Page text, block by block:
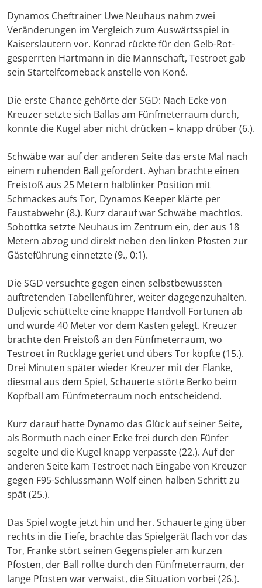
Dynamos Cheftrainer Uwe Neuhaus nahm zwei
Veränderungen im Vergleich zum Auswärtsspiel in
Kaiserslautern vor. Konrad rückte für den Gelb-Rot-
gesperrten Hartmann in die Mannschaft, Testroet gab
sein Startelfcomeback anstelle von Koné.
Die erste Chance gehörte der SGD: Nach Ecke von
Kreuzer setzte sich Ballas am Fünfmeterraum durch,
konnte die Kugel aber nicht drücken – knapp drüber (6.).
Schwäbe war auf der anderen Seite das erste Mal nach
einem ruhenden Ball gefordert. Ayhan brachte einen
Freistoß aus 25 Metern halblinker Position mit
Schmackes aufs Tor, Dynamos Keeper klärte per
Faustabwehr (8.). Kurz darauf war Schwäbe machtlos.
Sobottka setzte Neuhaus im Zentrum ein, der aus 18
Metern abzog und direkt neben den linken Pfosten zur
Gästeführung einnetzte (9., 0:1).
Die SGD versuchte gegen einen selbstbewussten
auftretenden Tabellenführer, weiter dagegenzuhalten.
Duljevic schüttelte eine knappe Handvoll Fortunen ab
und wurde 40 Meter vor dem Kasten gelegt. Kreuzer
brachte den Freistoß an den Fünfmeterraum, wo
Testroet in Rücklage geriet und übers Tor köpfte (15.).
Drei Minuten später wieder Kreuzer mit der Flanke,
diesmal aus dem Spiel, Schauerte störte Berko beim
Kopfball am Fünfmeterraum noch entscheidend.
Kurz darauf hatte Dynamo das Glück auf seiner Seite,
als Bormuth nach einer Ecke frei durch den Fünfer
segelte und die Kugel knapp verpasste (22.). Auf der
anderen Seite kam Testroet nach Eingabe von Kreuzer
gegen F95-Schlussmann Wolf einen halben Schritt zu
spät (25.).
Das Spiel wogte jetzt hin und her. Schauerte ging über
rechts in die Tiefe, brachte das Spielgerät flach vor das
Tor, Franke stört seinen Gegenspieler am kurzen
Pfosten, der Ball rollte durch den Fünfmeterraum, der
lange Pfosten war verwaist, die Situation vorbei (26.).